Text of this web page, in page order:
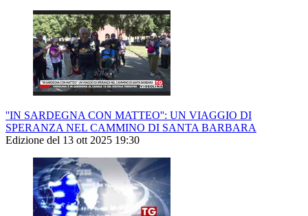
''IN SARDEGNA CON MATTEO'': UN VIAGGIO DI
SPERANZA NEL CAMMINO DI SANTA BARBARA
Edizione del 13 ott 2025 19:30